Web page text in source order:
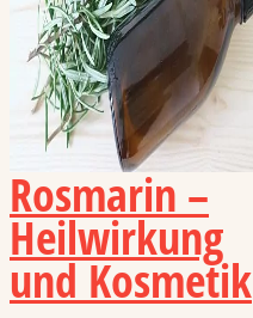
Rosmarin –
Heilwirkung
und Kosmetik